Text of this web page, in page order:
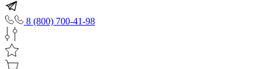
8 (800) 700-41-98